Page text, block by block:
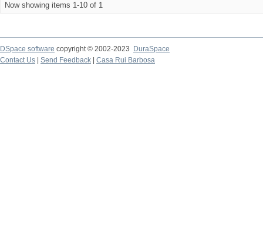
Now showing items 1-10 of 1
DSpace software copyright © 2002-2023
DuraSpace
Contact Us
Send Feedback Casa Rui Barbosa